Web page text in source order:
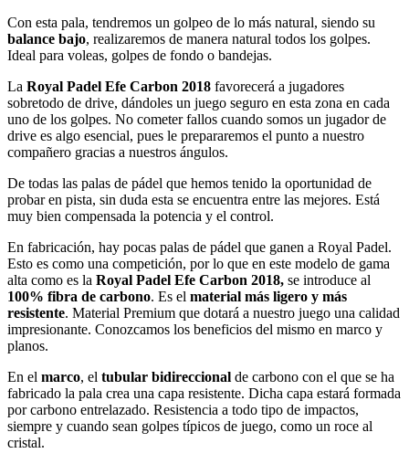
Con esta pala, tendremos un golpeo de lo más natural, siendo su
balance bajo, realizaremos de manera natural todos los golpes.
Ideal para voleas, golpes de fondo o bandejas.
La Royal Padel Efe Carbon 2018 favorecerá a jugadores
sobretodo de drive, dándoles un juego seguro en esta zona en cada
uno de los golpes. No cometer fallos cuando somos un jugador de
drive es algo esencial, pues le prepararemos el punto a nuestro
compañero gracias a nuestros ángulos.
De todas las palas de pádel que hemos tenido la oportunidad de
probar en pista, sin duda esta se encuentra entre las mejores. Está
muy bien compensada la potencia y el control.
En fabricación, hay pocas palas de pádel que ganen a Royal Padel.
Esto es como una competición, por lo que en este modelo de gama
alta como es la Royal Padel Efe Carbon 2018, se introduce al
100% fibra de carbono. Es el material más ligero y más
resistente. Material Premium que dotará a nuestro juego una calidad
impresionante. Conozcamos los beneficios del mismo en marco y
planos.
En el marco, el tubular bidireccional de carbono con el que se ha
fabricado la pala crea una capa resistente. Dicha capa estará formada
por carbono entrelazado. Resistencia a todo tipo de impactos,
siempre y cuando sean golpes típicos de juego, como un roce al
cristal.